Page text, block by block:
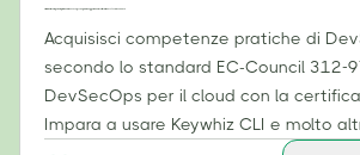
Acquisisci competenze pratiche di
secondo lo standard EC-Council 312-
DevSecOps per il cloud con la
Impara a usare Keywhiz CLI e molto